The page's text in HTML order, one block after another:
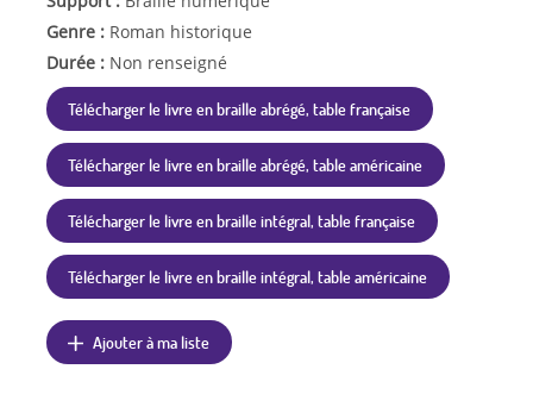
Genre : Roman historique
Durée : Non renseigné
Télécharger le livre en braille abrégé, table française
Télécharger le livre en braille abrégé, table américaine
Télécharger le livre en braille intégral, table française
Télécharger le livre en braille intégral, table américaine
Ajouter à ma liste